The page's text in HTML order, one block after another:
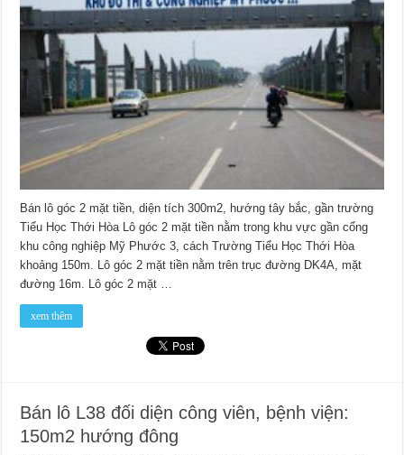
Bán lô góc 2 mặt tiền, diện tích 300m2, hướng tây bắc, gần trường
Tiểu Học Thới Hòa Lô góc 2 mặt tiền nằm trong khu vực gần cổng
khu công nghiệp Mỹ Phước 3, cách Trường Tiểu Học Thới Hòa
khoảng 150m. Lô góc 2 mặt tiền nằm trên trục đường DK4A, mặt
đường 16m. Lô góc 2 mặt …
xem thêm
Bán lô L38 đối diện công viên, bệnh viện:
150m2 hướng đông